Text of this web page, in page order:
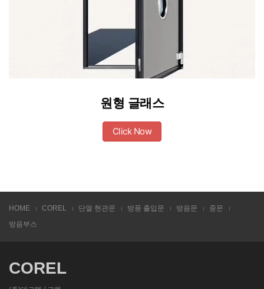
원형 글래스
Click Now
HOME COREL 단열 현관문 방풍 출입문 방음문
중문
방음부스
COREL